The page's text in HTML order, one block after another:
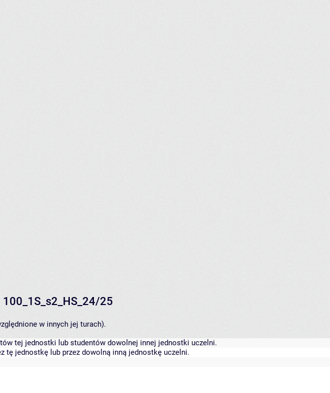
25
w innych jej turach).
tej jednostki lub studentów dowolnej innej jednostki uczelni.
tę jednostkę lub przez dowolną inną jednostkę uczelni.